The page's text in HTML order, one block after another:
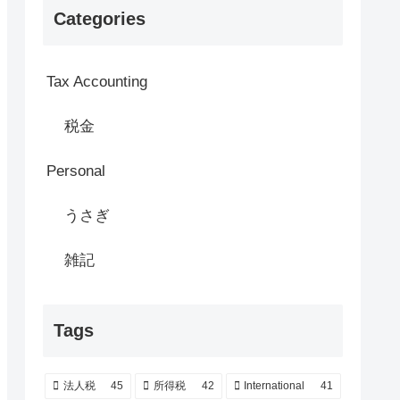
Categories
Tax Accounting
税金
Personal
うさぎ
雑記
Tags
法人税 45 所得税 42 International 41